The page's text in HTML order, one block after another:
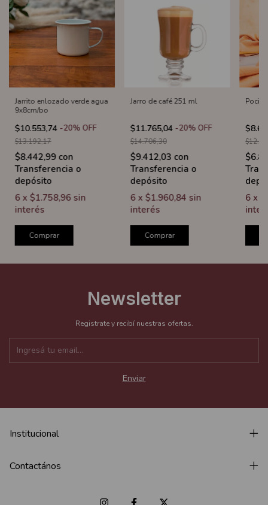
Jarrito enlozado verde agua
9x8cm/bo
$10.553,74 -20% OFF
$13.192,17
$8.442,99 con
Transferencia o
depósito
6 x $1.758,96 sin
interés
Comprar
Jarro de café 251 ml
$11.765,04 -20% OFF
$14.706,30
$9.412,03 con
Transferencia o
depósito
6 x $1.960,84 sin
interés
Comprar
6 x
Newsletter
Registrate y recibí nuestras ofertas.
Institucional
Contactános